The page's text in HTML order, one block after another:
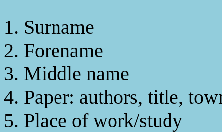
1. Surname
2. Forename
3. Middle name
4. Paper: authors, title,
5. Place of work/study